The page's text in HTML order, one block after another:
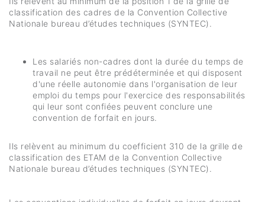
classification des cadres de la Convention Collective
Nationale bureau d’études techniques (SYNTEC).
Les salariés non-cadres dont la durée du temps de
travail ne peut être prédéterminée et qui disposent
d'une réelle autonomie dans l'organisation de leur
emploi du temps pour l'exercice des responsabilités
qui leur sont confiées peuvent conclure une
convention de forfait en jours.
Ils relèvent au minimum du coefficient 310 de la grille de
classification des ETAM de la Convention Collective
Nationale bureau d’études techniques (SYNTEC).